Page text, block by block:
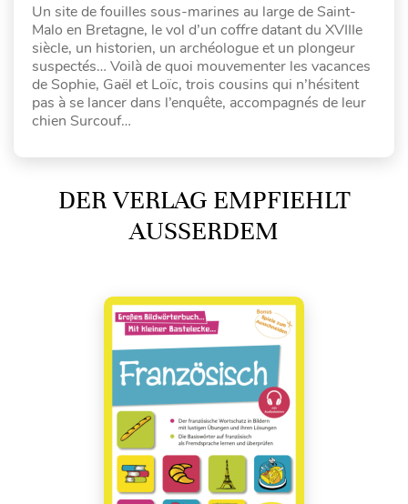
Un site de fouilles sous-marines au large de Saint-
Malo en Bretagne, le vol d’un coffre datant du XVIIIe
siècle, un historien, un archéologue et un plongeur
suspectés… Voilà de quoi mouvementer les vacances
de Sophie, Gaël et Loïc, trois cousins qui n’hésitent
pas à se lancer dans l’enquête, accompagnés de leur
chien Surcouf…
DER VERLAG EMPFIEHLT
AUSSERDEM